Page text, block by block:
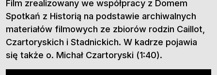
Film zrealizowany we współpracy z Domem
Spotkań z Historią na podstawie archiwalnych
materiałów filmowych ze zbiorów rodzin Caillot,
Czartoryskich i Stadnickich. W kadrze pojawia
się także o. Michał Czartoryski (1:40).